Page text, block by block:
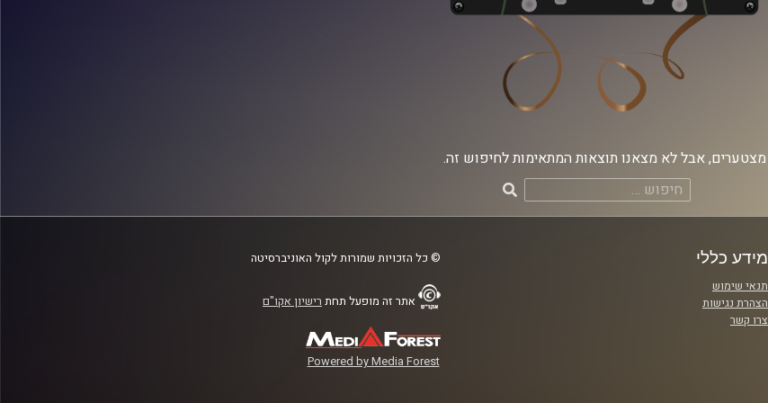
מצטערים, אבל לא מצאנו תוצאות המתאימות לחיפוש זה.
חיפוש:
מידע כללי
תנאי שימוש
הצהרת נגישות
צרו קשר
© כל הזכויות שמורות לקול האוניברסיטה
אתר זה מופעל תחת רישיון אקו"ם
Powered by Media Forest